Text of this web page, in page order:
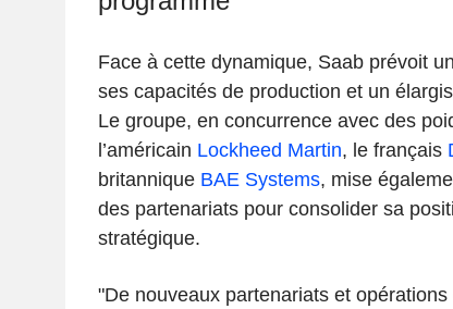
Face à cette dynamique, Saab prévoit
ses capacités de production et un
Le groupe, en concurrence avec des
l’américain Lockheed Martin, le français
britannique BAE Systems, mise
des partenariats pour consolider sa
stratégique.
"De nouveaux partenariats et